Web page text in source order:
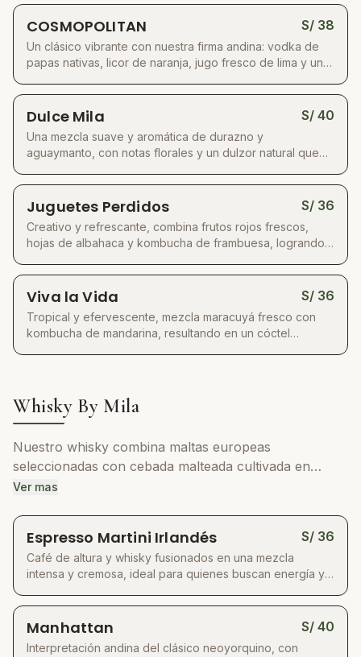
lentamente para obtener un destilado
excepcionalmente puro, suave y con el carácter
único de los Andes. Su perfil limpio y elegante lo
convierte en la base perfecta para cócteles que
combinan tradición y creatividad.
COSMOPOLITAN S/ 38
Un clásico vibrante con nuestra firma andina: vodka de
papas nativas, licor de naranja, jugo fresco de lima y un
cítrica y dulzor frutal.
Dulce Mila S/ 40
Una mezcla suave y aromática de durazno y
aguaymanto, con notas florales y un dulzor natural que
Juguetes Perdidos S/ 36
Creativo y refrescante, combina frutos rojos frescos,
hojas de albahaca y kombucha de frambuesa, logrando
Viva la Vida S/ 36
Tropical y efervescente, mezcla maracuyá fresco con
kombucha de mandarina, resultando en un cóctel
Whisky By Mila
Nuestro whisky combina maltas europeas
seleccionadas con cebada malteada cultivada en
nuestros propios campos, un proceso que nos llevó
carácter únicos. Reposa en contacto con maderas
nobles para desarrollar un perfil complejo, cálido y
elegante. Cada botella fusiona la suavidad de un
añejado preciso con matices aromáticos que invitan a
disfrutarlo solo o en cócteles de autor.
Ver mas
Espresso Martini Irlandés S/ 36
Café de altura y whisky fusionados en una mezcla
intensa y cremosa, ideal para quienes buscan energía y
Manhattan S/ 40
Interpretación andina del clásico neoyorquino, con